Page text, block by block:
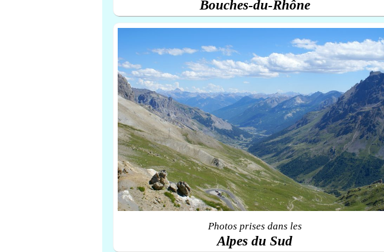
Bouches-du-Rhône
Photos prises dans les
Alpes du Sud